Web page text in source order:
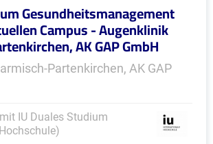
Gesundheitsmanagement
Campus - Augenklinik
AK GAP GmbH
Partenkirchen, AK GAP
IU Duales Studium